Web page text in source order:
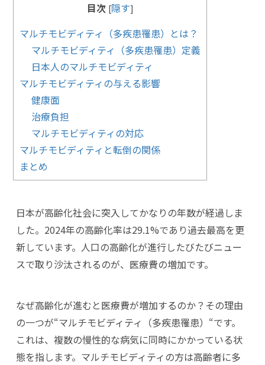
目次 [隠す]
マルチモビディティ（多疾患罹患）とは？
マルチモビディティ（多疾患罹患）定義
日本人のマルチモビディティ
マルチモビディティの与える影響
健康面
治療負担
マルチモビディティの対応
マルチモビディティと転倒の関係
まとめ
日本が高齢化社会に突入してかなりの年数が経過しま
した。2024年の高齢化率は29.1%であり過去最高を更
新しています。人口の高齢化が進行したびたびニュー
スで取り沙汰されるのが、医療費の増加です。
なぜ高齢化が進むと医療費が増加するのか？その理由
の一つが“マルチモビディティ（多疾患罹患）“です。
これは、複数の慢性的な病気に同時にかかっている状
態を指します。マルチモビディティの方は高齢者に多